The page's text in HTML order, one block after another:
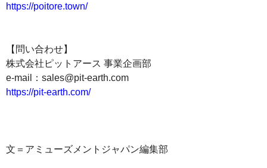
https://poitore.town/
【問い合わせ】
株式会社ピットアース 事業企画部
e-mail：sales@pit-earth.com
https://pit-earth.com/
文＝アミューズメントジャパン編集部